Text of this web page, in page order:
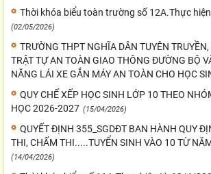
Thời khóa biểu toàn trường số 12A.Thực
(02/05/2026)
TRƯỜNG THPT NGHĨA DÂN TUYÊN
TRẬT TỰ AN TOÀN GIAO THÔNG ĐƯỜNG BỘ
NĂNG LÁI XE GẮN MÁY AN TOÀN CHO HỌC
QUY CHẾ XẾP HỌC SINH LỚP 10 THEO
HỌC 2026-2027 (15/04/2026)
QUYẾT ĐỊNH 355_SGDĐT BAN HÀNH QUY
THI, CHẤM THI.....TUYỂN SINH VÀO 10 TỪ
(14/04/2026)